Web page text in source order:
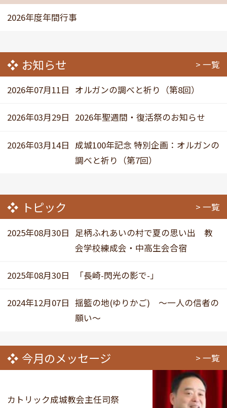
2026年度年間行事
お知らせ 一覧
2026年07月11日 オルガンの調べと祈り（第8回）
2026年03月29日 2026年聖週間・復活祭のお知らせ
2026年03月14日 成城100年記念 特別企画：オルガンの
調べと祈り（第7回）
トピック 一覧
2025年08月30日
足柄ふれあいの村で夏の思い出 教
会学校練成会・中高生会合宿
2025年08月30日 「長崎-閃光の影で-」
2024年12月07日 揺籃の地(ゆりかご) ～一人の信者の
願い～
今月のメッセージ 一覧
カトリック成城教会主任司祭